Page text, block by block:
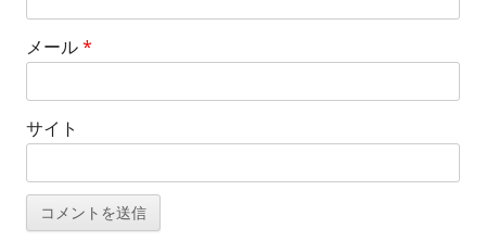
メール*
サイト